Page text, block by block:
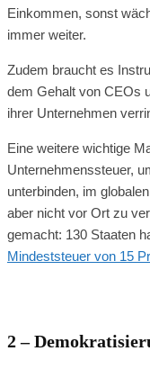
Einkommen, sonst
immer weiter.
Zudem braucht es
dem Gehalt von CEOs
ihrer Unternehmen
Eine weitere wichtige
Unternehmenssteuer,
unterbinden, im
aber nicht vor Ort zu
gemacht: 130 Staaten
Mindeststeuer von 15
2 –